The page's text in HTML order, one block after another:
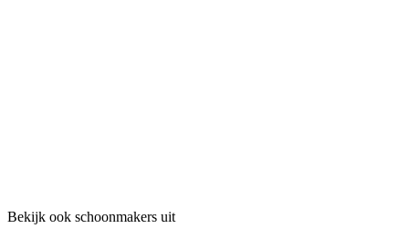
Bekijk ook schoonmakers uit